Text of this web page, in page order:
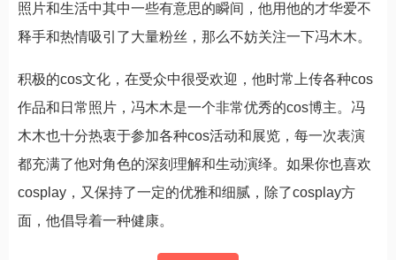
照片和生活中其中一些有意思的瞬间，他用他的才华爱不
释手和热情吸引了大量粉丝，那么不妨关注一下冯木木。
积极的cos文化，在受众中很受欢迎，他时常上传各种cos
作品和日常照片，冯木木是一个非常优秀的cos博主。冯
木木也十分热衷于参加各种cos活动和展览，每一次表演
都充满了他对角色的深刻理解和生动演绎。如果你也喜欢
cosplay，又保持了一定的优雅和细腻，除了cosplay方
面，他倡导着一种健康。